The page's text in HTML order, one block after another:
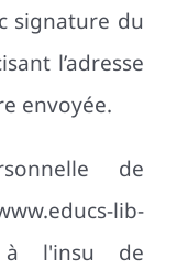
signature du
l’adresse
envoyée.
de
lib-
à l'insu de